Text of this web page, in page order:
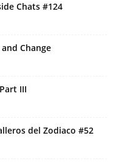
Chats #124
Change
III
del Zodiaco #52